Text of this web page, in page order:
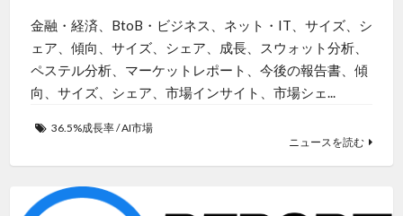
金融・経済、BtoB・ビジネス、ネット・IT、サイズ、シ
ェア、傾向、サイズ、シェア、成長、スウォット分析、
ペステル分析、マーケットレポート、今後の報告書、傾
向、サイズ、シェア、市場インサイト、市場シェ...
36.5%成長率/AI市場
ニュースを読む